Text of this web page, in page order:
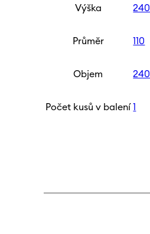
Výška 240
Průměr 110
Objem 240
Počet kusů v balení 1